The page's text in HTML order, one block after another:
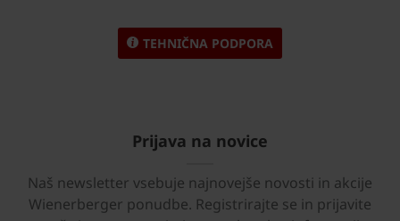
TEHNIČNA PODPORA
Prijava na novice
Naš newsletter vsebuje najnovejše novosti in akcije
Wienerberger ponudbe. Registrirajte se in prijavite